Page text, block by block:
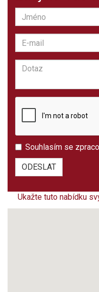
Souhlasím se
Ukažte tuto nabídku